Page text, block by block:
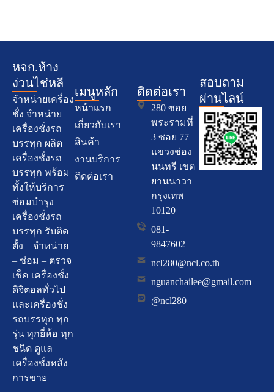
หจก.ห้าง
ง่วนไช่หลี
จำหน่ายเครื่อง
ชั่ง จำหน่าย
เครื่องชั่งรถ
บรรทุก ผลิต
เครื่องชั่งรถ
บรรทุก พร้อม
ทั้งให้บริการ
ซ่อมบำรุง
เครื่องชั่งรถ
บรรทุก รับติด
ตั้ง – จำหน่าย
– ซ่อม – ตรวจ
เช็ค เครื่องชั่ง
ดิจิตอลทั่วไป
และเครื่องชั่ง
รถบรรทุก ทุก
รุ่น ทุกยี่ห้อ ทุก
ชนิด ดูแล
เครื่องชั่งหลัง
การขาย
เมนูหลัก
หน้าแรก
เกี่ยวกับเรา
สินค้า
งานบริการ
ติดต่อเรา
ติดต่อเรา
280 ซอย
พระรามที่
3 ซอย 77
แขวงช่อง
นนทรี เขต
ยานนาวา
กรุงเทพ
10120
081-
9847602
ncl280@ncl.co.th
nguanchailee@gmail.com
@ncl280
สอบถาม
ผ่านไลน์